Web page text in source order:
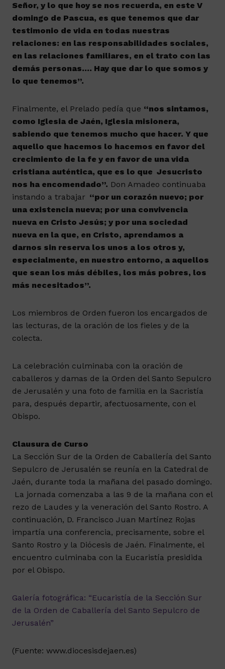
Señor, y lo que hoy se nos recuerda, en este V
domingo de Pascua, es que tenemos que dar
testimonio de vida en todas nuestras
relaciones: en las responsabilidades sociales,
en las relaciones familiares, en el trato con las
demás personas…. Hay que dar lo que somos y
lo que tenemos”.
Finalmente, el Prelado pedía que “nos sintamos,
como Iglesia de Jaén, Iglesia misionera,
sabiendo que tenemos mucho que hacer. Y que
aquello que hacemos lo hacemos en favor del
crecimiento de la fe y en favor de una vida
cristiana auténtica, que es lo que Jesucristo
nos ha encomendado”. Don Amadeo continuaba
instando a trabajar “por un corazón nuevo; por
una existencia nueva; por una convivencia
nueva en Cristo Jesús; y por una sociedad
nueva en la que, en Cristo, aprendamos a
darnos sin reserva los unos a los otros y,
especialmente, en nuestro entorno, a aquellos
que sean los más débiles, los más pobres, los
más necesitados”.
Los miembros de Orden fueron los encargados de
las lecturas, de la oración de los fieles y de la
colecta.
La celebración culminaba con la oración de
caballeros y damas de la Orden del Santo Sepulcro
de Jerusalén y una foto de familia en la Sacristía
para, después departir, afectuosamente, con el
Obispo.
Clausura de Curso
La Sección Sur de la Orden de Caballería del Santo
Sepulcro de Jerusalén se reunía en la Catedral de
Jaén, durante toda la mañana del pasado domingo.
La jornada comenzaba a las 9 de la mañana con el
rezo de Laudes y la veneración del Santo Rostro. A
continuación, D. Francisco Juan Martínez Rojas
impartía una conferencia, precisamente, sobre el
Santo Rostro y la Diócesis de Jaén. Finalmente, el
encuentro culminaba con la Eucaristía presidida
por el Obispo.
Galería fotográfica: “Eucaristía de la Sección Sur
de la Orden de Caballería del Santo Sepulcro de
Jerusalén”
(Fuente: www.diocesisdejaen.es)